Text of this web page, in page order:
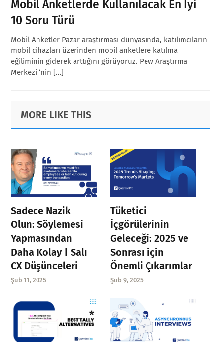
Mobil Anketlerde Kullanılacak En İyi
10 Soru Türü
Mobil Anketler Pazar araştırması dünyasında, katılımcıların
mobil cihazları üzerinden mobil anketlere katılma
eğiliminin giderek arttığını görüyoruz. Pew Araştırma
Merkezi ‘nin […]
Primary
Sidebar
Footer
MORE LIKE THIS
Sadece Nazik
Olun: Söylemesi
Yapmasından
Daha Kolay | Salı
CX Düşünceleri
Şub 11, 2025
Tüketici
İçgörülerinin
Geleceği: 2025 ve
Sonrası için
Önemli Çıkarımlar
Şub 9, 2025